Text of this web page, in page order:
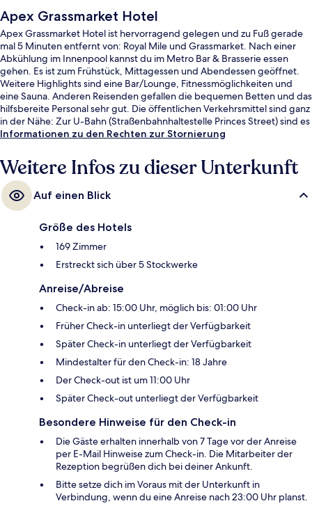
Apex Grassmarket Hotel
Apex Grassmarket Hotel ist hervorragend gelegen und zu Fuß gerade
mal 5 Minuten entfernt von: Royal Mile und Grassmarket. Nach einer
Abkühlung im Innenpool kannst du im Metro Bar & Brasserie essen
gehen. Es ist zum Frühstück, Mittagessen und Abendessen geöffnet.
Weitere Highlights sind eine Bar/Lounge, Fitnessmöglichkeiten und
eine Sauna. Anderen Reisenden gefallen die bequemen Betten und das
hilfsbereite Personal sehr gut. Die öffentlichen Verkehrsmittel sind ganz
in der Nähe: Zur U-Bahn (Straßenbahnhaltestelle Princes Street) sind es
nur 11 Gehminuten.
Informationen zu den Rechten zur Stornierung
Weitere Infos zu dieser Unterkunft
Auf einen Blick
Größe des Hotels
169 Zimmer
Erstreckt sich über 5 Stockwerke
Anreise/Abreise
Check-in ab: 15:00 Uhr, möglich bis: 01:00 Uhr
Früher Check-in unterliegt der Verfügbarkeit
Später Check-in unterliegt der Verfügbarkeit
Mindestalter für den Check-in: 18 Jahre
Der Check-out ist um 11:00 Uhr
Später Check-out unterliegt der Verfügbarkeit
Besondere Hinweise für den Check-in
Die Gäste erhalten innerhalb von 7 Tage vor der Anreise
per E-Mail Hinweise zum Check-in. Die Mitarbeiter der
Rezeption begrüßen dich bei deiner Ankunft.
Bitte setze dich im Voraus mit der Unterkunft in
Verbindung, wenn du eine Anreise nach 23:00 Uhr planst.